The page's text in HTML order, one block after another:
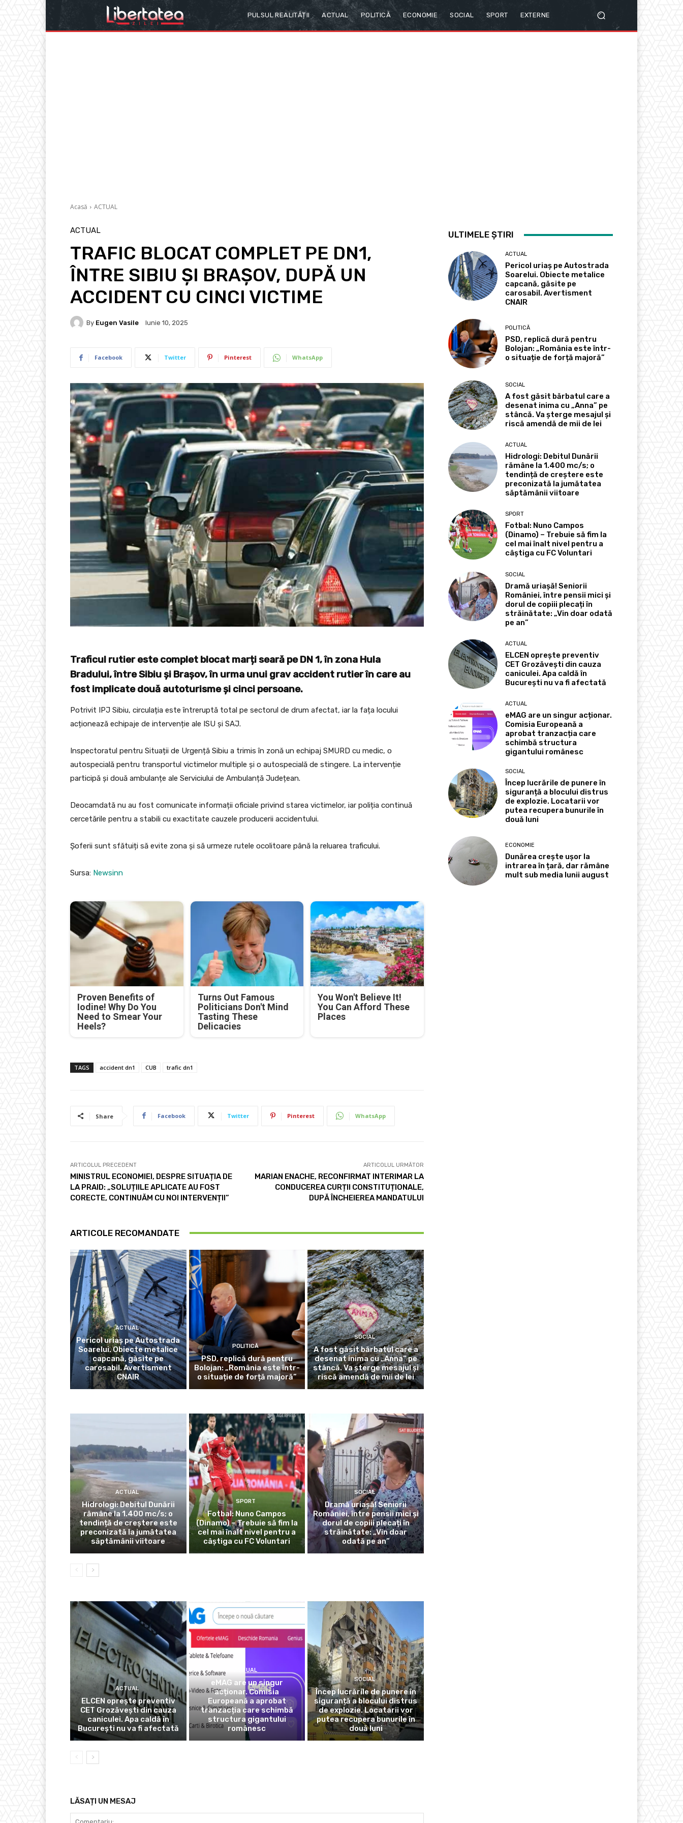
PULSUL REALITĂȚII ACTUAL POLITICĂ ECONOMIE SOCIAL SPORT EXTERNE
Acasă ACTUAL
ACTUAL
TRAFIC BLOCAT COMPLET PE DN1,
ÎNTRE SIBIU ȘI BRAȘOV, DUPĂ UN
ACCIDENT CU CINCI VICTIME
By Eugen Vasile Iunie 10, 2025
Facebook Twitter Pinterest WhatsApp
Traficul rutier este complet blocat marți seară pe DN 1, în zona Hula
Bradului, între Sibiu și Brașov, în urma unui grav accident rutier în care au
fost implicate două autoturisme și cinci persoane.
Potrivit IPJ Sibiu, circulația este întreruptă total pe sectorul de drum afectat, iar la fața locului
acționează echipaje de intervenție ale ISU și SAJ.
Inspectoratul pentru Situații de Urgență Sibiu a trimis în zonă un echipaj SMURD cu medic, o
autospecială pentru transportul victimelor multiple și o autospecială de stingere. La intervenție
participă și două ambulanțe ale Serviciului de Ambulanță Județean.
Deocamdată nu au fost comunicate informații oficiale privind starea victimelor, iar poliția continuă
cercetările pentru a stabili cu exactitate cauzele producerii accidentului.
Șoferii sunt sfătuiți să evite zona și să urmeze rutele ocolitoare până la reluarea traficului.
Sursa: Newsinn
Proven Benefits of
Iodine! Why Do You
Need to Smear Your
Heels?
Turns Out Famous
Politicians Don't Mind
Tasting These
Delicacies
You Won't Believe It!
You Can Afford These
Places
TAGS accident dn1 CUB trafic dn1
Share Facebook Twitter Pinterest WhatsApp
ARTICOLUL PRECEDENT
MINISTRUL ECONOMIEI, DESPRE SITUAȚIA DE
LA PRAID: „SOLUȚIILE APLICATE AU FOST
CORECTE, CONTINUĂM CU NOI INTERVENȚII”
ARTICOLUL URMĂTOR
MARIAN ENACHE, RECONFIRMAT INTERIMAR LA
CONDUCEREA CURȚII CONSTITUȚIONALE,
DUPĂ ÎNCHEIEREA MANDATULUI
ARTICOLE RECOMANDATE
ACTUAL
Pericol uriaș pe Autostrada
Soarelui. Obiecte metalice
capcană, găsite pe
carosabil. Avertisment
CNAIR
POLITICĂ
PSD, replică dură pentru
Bolojan: „România este într-
o situație de forță majoră”
SOCIAL
A fost găsit bărbatul care a
desenat inima cu „Anna” pe
stâncă. Va șterge mesajul și
riscă amendă de mii de lei
ACTUAL
Hidrologi: Debitul Dunării
rămâne la 1.400 mc/s; o
tendință de creștere este
preconizată la jumătatea
săptămânii viitoare
SPORT
Fotbal: Nuno Campos
(Dinamo) – Trebuie să fim la
cel mai înalt nivel pentru a
câștiga cu FC Voluntari
SOCIAL
Dramă uriașă! Seniorii
României, între pensii mici și
dorul de copiii plecați în
străinătate: „Vin doar
odată pe an”
ACTUAL
ELCEN oprește preventiv
CET Grozăvești din cauza
caniculei. Apa caldă în
București nu va fi afectată
ACTUAL
eMAG are un singur
acționar. Comisia
Europeană a aprobat
tranzacția care schimbă
structura gigantului
românesc
SOCIAL
Încep lucrările de punere în
siguranță a blocului distrus
de explozie. Locatarii vor
putea recupera bunurile în
două luni
LĂSAȚI UN MESAJ
ULTIMELE ȘTIRI
ACTUAL
Pericol uriaș pe Autostrada
Soarelui. Obiecte metalice
capcană, găsite pe
carosabil. Avertisment
CNAIR
POLITICĂ
PSD, replică dură pentru
Bolojan: „România este într-
o situație de forță majoră”
SOCIAL
A fost găsit bărbatul care a
desenat inima cu „Anna” pe
stâncă. Va șterge mesajul și
riscă amendă de mii de lei
ACTUAL
Hidrologi: Debitul Dunării
rămâne la 1.400 mc/s; o
tendință de creștere este
preconizată la jumătatea
săptămânii viitoare
SPORT
Fotbal: Nuno Campos
(Dinamo) – Trebuie să fim la
cel mai înalt nivel pentru a
câștiga cu FC Voluntari
SOCIAL
Dramă uriașă! Seniorii
României, între pensii mici și
dorul de copiii plecați în
străinătate: „Vin doar odată
pe an”
ACTUAL
ELCEN oprește preventiv
CET Grozăvești din cauza
caniculei. Apa caldă în
București nu va fi afectată
ACTUAL
eMAG are un singur acționar.
Comisia Europeană a
aprobat tranzacția care
schimbă structura
gigantului românesc
SOCIAL
Încep lucrările de punere în
siguranță a blocului distrus
de explozie. Locatarii vor
putea recupera bunurile în
două luni
ECONOMIE
Dunărea crește ușor la
intrarea în țară, dar rămâne
mult sub media lunii august